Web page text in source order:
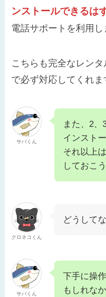
ンストールできるは
電話サポートを利用し
こちらも完全なレン
で必ず対応してくれま
サバくん
また、2、
インスト
それ以上
しておこう
クロネコくん
どうして
サバくん
下手に操
もしれな